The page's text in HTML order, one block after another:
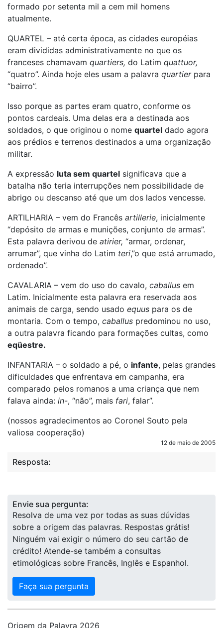
formado por setenta mil a cem mil homens
atualmente.
QUARTEL – até certa época, as cidades européias
eram divididas administrativamente no que os
franceses chamavam quartiers, do Latim quattuor,
“quatro”. Ainda hoje eles usam a palavra quartierpara
“bairro”.
Isso porque as partes eram quatro, conforme os
pontos cardeais. Uma delas era a destinada aos
soldados, o que originou o nome quartel dado agora
aos prédios e terrenos destinados a uma organização
militar.
A expressão luta sem quartel significava que a
batalha não teria interrupções nem possibilidade de
abrigo ou descanso até que um dos lados vencesse.
ARTILHARIA – vem do Francês artillerie, inicialmente
“depósito de armas e munições, conjunto de armas”.
Esta palavra derivou de atirier, “armar, ordenar,
arrumar”, que vinha do Latim teri,”o que está arrumado,
ordenado”.
CAVALARIA – vem do uso do cavalo, caballus em
Latim. Inicialmente esta palavra era reservada aos
animais de carga, sendo usado equus para os de
montaria. Com o tempo, caballus predominou no uso,
a outra palavra ficando para formações cultas, como
eqüestre.
INFANTARIA – o soldado a pé, o infante, pelas grandes
dificuldades que enfrentava em campanha, era
comparado pelos romanos a uma criança que nem
falava ainda: in-, “não”, mais fari, falar”.
(nossos agradecimentos ao Coronel Souto pela
valiosa cooperação)
12 de maio de 2005
Resposta:
Envie sua pergunta:
Resolva de uma vez por todas as suas dúvidas
sobre a origem das palavras. Respostas grátis!
Ninguém vai exigir o número do seu cartão de
crédito! Atende-se também a consultas
etimológicas sobre Francês, Inglês e Espanhol.
Faça sua pergunta
Origem da Palavra 2026